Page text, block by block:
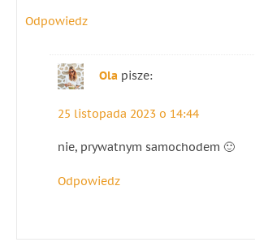
Odpowiedz
Ola pisze:
25 listopada 2023 o 14:44
nie, prywatnym samochodem 🙂
Odpowiedz